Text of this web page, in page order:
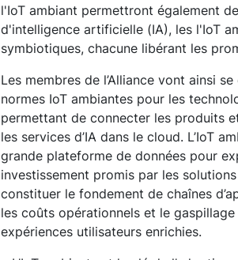
l'IoT ambiant permettront également
d'intelligence artificielle (IA), les l'IoT
symbiotiques, chacune libérant les
Les membres de l’Alliance vont ainsi
normes IoT ambiantes pour les
permettant de connecter les produits
les services d’IA dans le cloud. L’IoT
grande plateforme de données pour
investissement promis par les
constituer le fondement de chaînes
les coûts opérationnels et le
expériences utilisateurs enrichies.